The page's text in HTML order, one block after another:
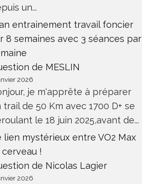
un...
entrainement travail foncier
8 semaines avec 3 séances par
de MESLIN
2026
je m'apprête à préparer
trail de 50 Km avec 1700 D+ se
le 18 juin 2025,avant de...
lien mystérieux entre VO2 Max
!
de Nicolas Lagier
2026